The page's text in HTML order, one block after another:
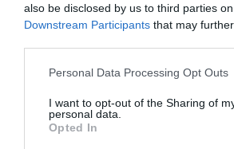
also be disclosed by us to third parties
Downstream Participants that may
Personal Data Processing Opt Outs
I want to opt-out of the Sharing of
personal data.
Opted In
Tudásbővítő kvíz: Ez a
Kvíz: Ha legalább 5
büszke lehetsz magadra